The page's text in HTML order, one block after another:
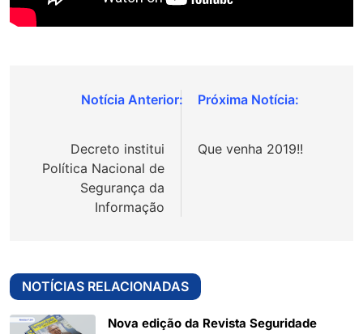
Navegação
Post
Decreto institui
Política Nacional de
Segurança da
Informação
Que venha 2019!!
NOTÍCIAS RELACIONADAS
Nova edição da Revista Seguridade